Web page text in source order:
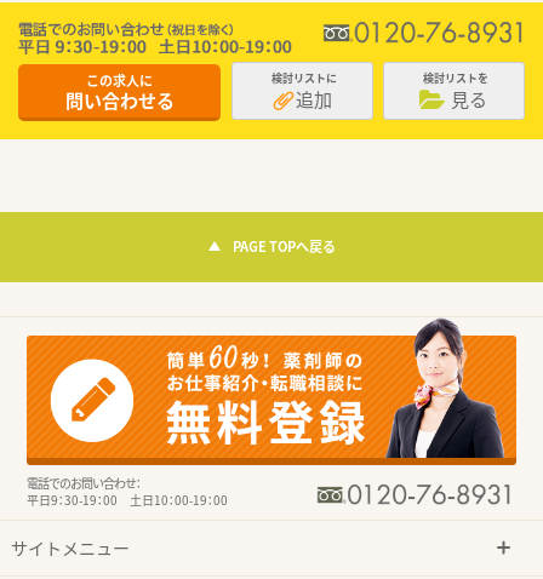
この求人に
問い合わせる
検討リストに
追加
検討リストを
見る
PAGE TOPへ戻る
電話でのお問い合わせ：
平日9：30-19：00 土日10：00-19：00
サイトメニュー